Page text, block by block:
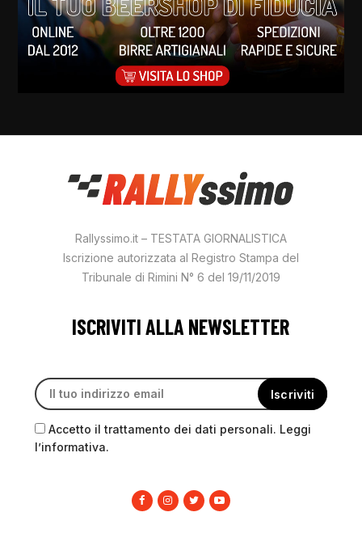
Rallyssimo.it – TESTATA GIORNALISTICA
Iscrizione autorizzata al Registro Stampa del
Tribunale di Rimini N° 6 del 19/11/2019
ISCRIVITI ALLA NEWSLETTER
Accetto il trattamento dei dati personali. Leggi
l’informativa.